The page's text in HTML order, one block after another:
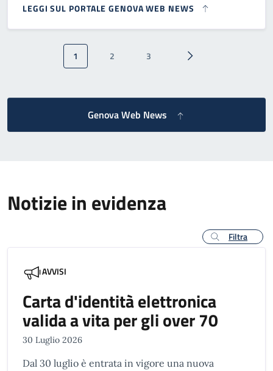
LEGGI SUL PORTALE GENOVA WEB NEWS
Paginazione
Pagina attuale
1 Pagina
2 Pagina
3 Pagina successiva
Genova Web News
Notizie in evidenza
Filtra
AVVISI
Carta d'identità elettronica
valida a vita per gli over 70
30 Luglio 2026
Dal 30 luglio è entrata in vigore una nuova